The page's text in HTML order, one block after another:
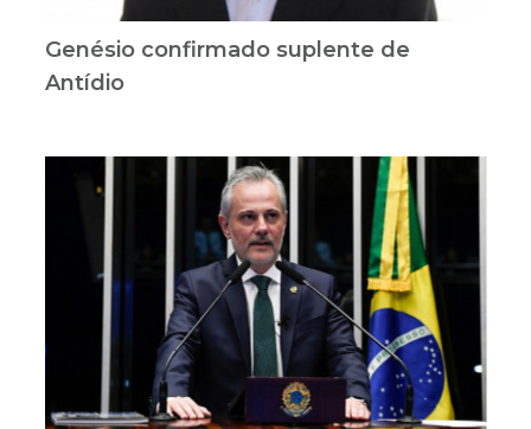
Genésio confirmado suplente de
Antídio